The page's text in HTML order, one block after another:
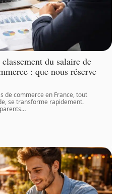
du salaire de
: que nous réserve
de commerce en France, tout
se transforme rapidement.
…